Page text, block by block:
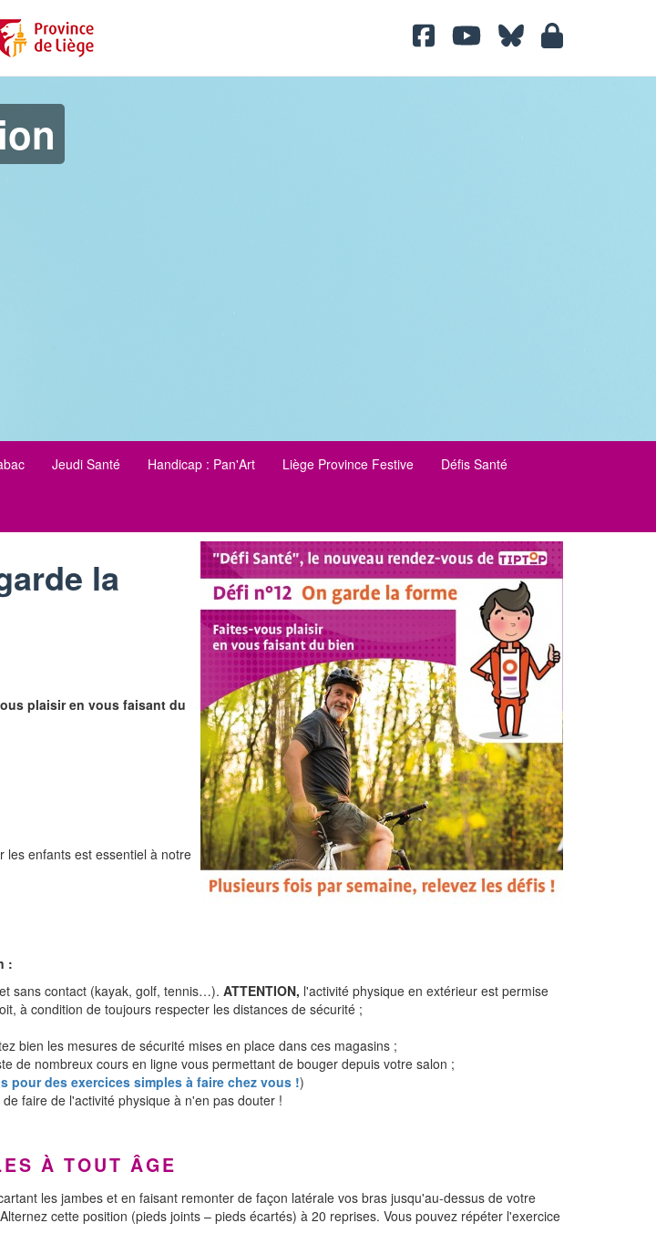
Jeudi Santé Handicap : Pan'Art Liège Province Festive Défis Santé
la
plaisir en vous faisant du
les enfants est essentiel à notre
:
sans contact (kayak, golf, tennis…). ATTENTION, l'activité physique en extérieur est permise
à condition de toujours respecter les distances de sécurité ;
bien les mesures de sécurité mises en place dans ces magasins ;
de nombreux cours en ligne vous permettant de bouger depuis votre salon ;
pour des exercices simples à faire chez vous !)
faire de l'activité physique à n'en pas douter !
À TOUT ÂGE
les jambes et en faisant remonter de façon latérale vos bras jusqu'au-dessus de votre
cette position (pieds joints – pieds écartés) à 20 reprises. Vous pouvez répéter l'exercice